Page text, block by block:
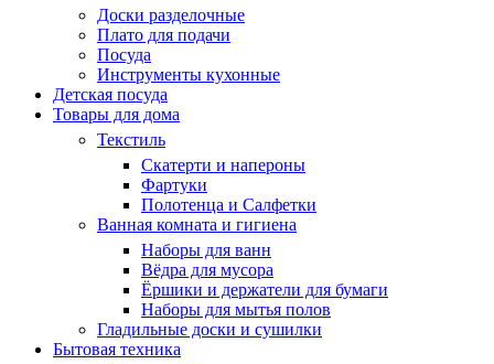
Доски разделочные
Плато для подачи
Посуда
Инструменты кухонные
Детская посуда
Товары для дома
Текстиль
Скатерти и напероны
Фартуки
Полотенца и Салфетки
Ванная комната и гигиена
Наборы для ванн
Вёдра для мусора
Ёршики и держатели для бумаги
Наборы для мытья полов
Гладильные доски и сушилки
Бытовая техника